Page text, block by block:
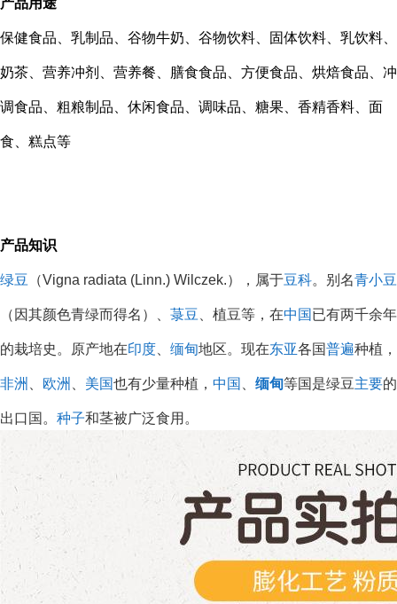
产品用途
保健食品、乳制品、谷物牛奶、谷物饮料、固体饮料、乳饮料、
奶茶、营养冲剂、营养餐、膳食食品、方便食品、烘焙食品、冲
调食品、粗粮制品、休闲食品、调味品、糖果、香精香料、面
食、糕点等
产品知识
绿豆 （Vigna radiata (Linn.) Wilczek.），属于豆科。别名青小豆
（因其颜色青绿而得名）、 菉豆 、植豆等，在中国 已有两千余年
的栽培史。原产地在印度 缅甸地区。现在东亚各国普遍种植，
非洲 欧洲 美国也有少量种植， 中国 缅甸等国是绿豆主要的
出口国。 种子和茎被广泛食用。